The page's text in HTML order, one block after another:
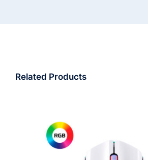
Related Products